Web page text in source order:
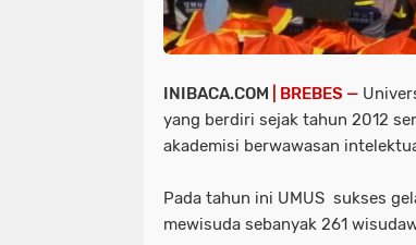
INIBACA.COM | BREBES —
yang berdiri sejak tahun 2012
akademisi berwawasan
Pada tahun ini UMUS sukses
mewisuda sebanyak 261